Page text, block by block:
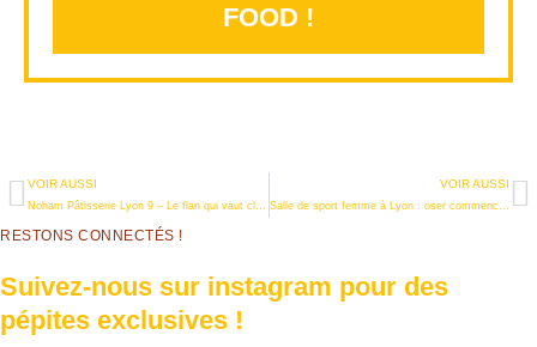
FOOD !
VOIR AUSSI VOIR AUSSI
RESTONS CONNECTÉS !
Suivez-nous sur instagram pour des
pépites exclusives !